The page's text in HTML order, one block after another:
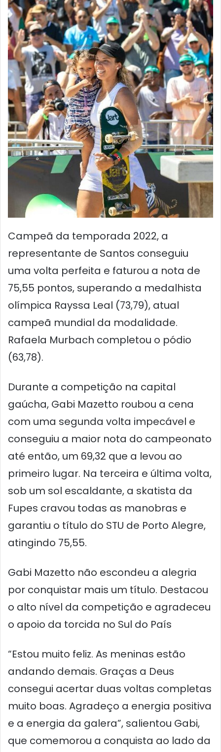
Campeã da temporada 2022, a
representante de Santos conseguiu
uma volta perfeita e faturou a nota de
75,55 pontos, superando a medalhista
olímpica Rayssa Leal (73,79), atual
campeã mundial da modalidade.
Rafaela Murbach completou o pódio
(63,78).
Durante a competição na capital
gaúcha, Gabi Mazetto roubou a cena
com uma segunda volta impecável e
conseguiu a maior nota do campeonato
até então, um 69,32 que a levou ao
primeiro lugar. Na terceira e última volta,
sob um sol escaldante, a skatista da
Fupes cravou todas as manobras e
garantiu o título do STU de Porto Alegre,
atingindo 75,55.
Gabi Mazetto não escondeu a alegria
por conquistar mais um título. Destacou
o alto nível da competição e agradeceu
o apoio da torcida no Sul do País
“Estou muito feliz. As meninas estão
andando demais. Graças a Deus
consegui acertar duas voltas completas
muito boas. Agradeço a energia positiva
e a energia da galera”, salientou Gabi,
que comemorou a conquista ao lado da